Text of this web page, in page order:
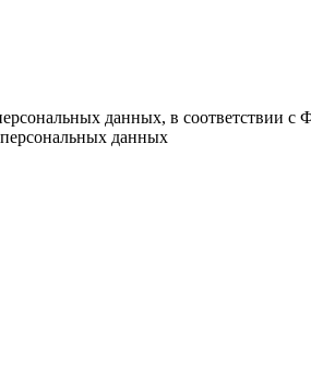
данных, в соответствии
данных